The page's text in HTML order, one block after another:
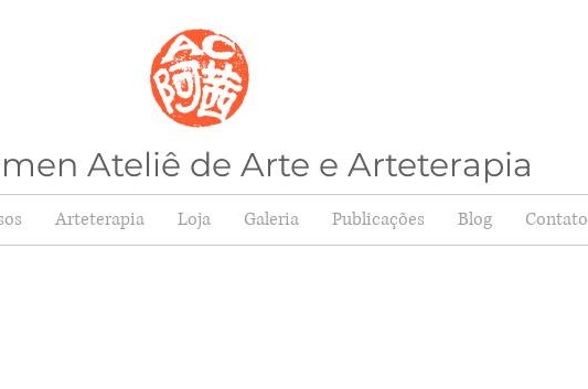
Ateliê de Arte e Arteterapia
Arteterapia Loja Galeria Publicações Blog Contato